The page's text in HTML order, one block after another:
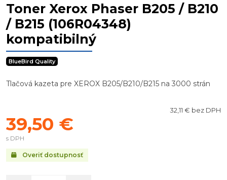
Toner Xerox Phaser B205 / B210
/ B215 (106R04348)
kompatibilný
BlueBird Quality
Tlačová kazeta pre XEROX B205/B210/B215 na 3000 strán
Overiť dostupnosť
32,11 € bez DPH
39,50 €
s DPH